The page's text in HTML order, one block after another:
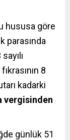
hususa göre
parasında
8
kadarki
vergisinden
günlük 51